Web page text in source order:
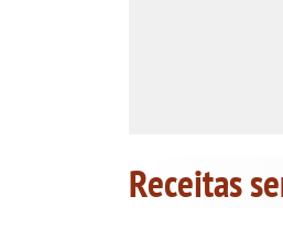
Receitas